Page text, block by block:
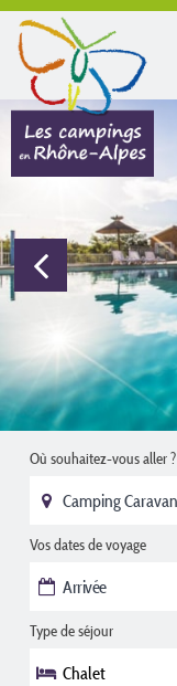
Où souhaitez-vous aller ?
Vos dates de voyage
Type de séjour
Chalet